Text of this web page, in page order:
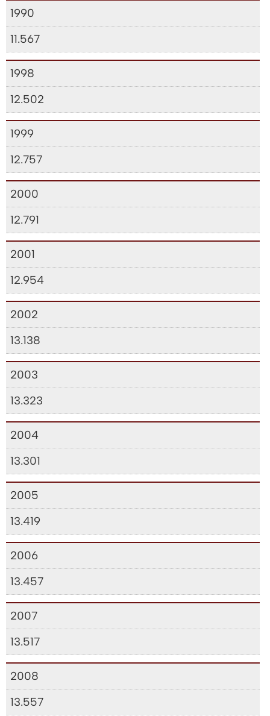
1990
11.567
1998
12.502
1999
12.757
2000
12.791
2001
12.954
2002
13.138
2003
13.323
2004
13.301
2005
13.419
2006
13.457
2007
13.517
2008
13.557